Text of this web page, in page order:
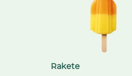
Rakete